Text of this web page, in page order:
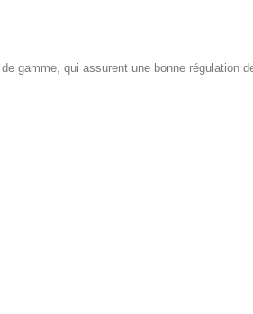
gamme, qui assurent une bonne régulation